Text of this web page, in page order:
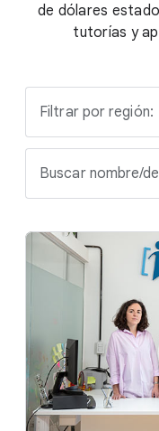
de dólares
tutorías y
Filtrar por región:
Buscar nombre/